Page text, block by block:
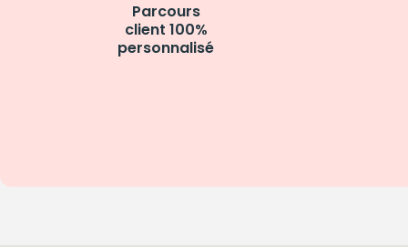
Parcours
client 100%
personnalisé